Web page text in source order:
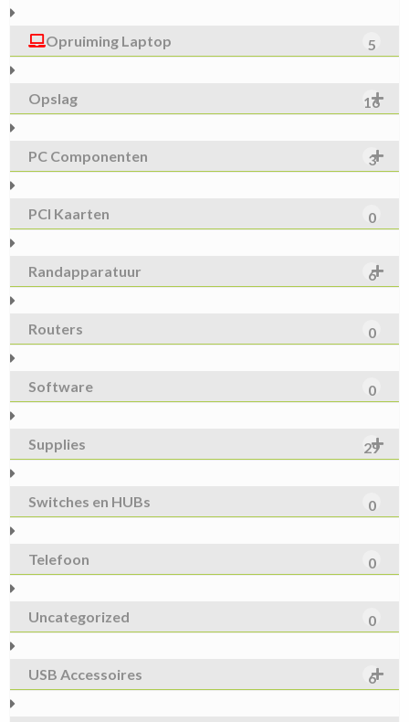
Opruiming Laptop 5
Opslag 16
PC Componenten 3
PCI Kaarten 0
Randapparatuur 6
Routers 0
Software 0
Supplies 29
Switches en HUBs 0
Telefoon 0
Uncategorized 0
USB Accessoires 6